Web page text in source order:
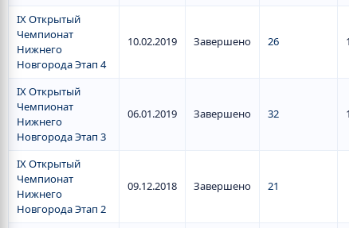
IX Открытый
Чемпионат
Нижнего
Новгорода Этап 4
10.02.2019 Завершено 26 18
IX Открытый
Чемпионат
Нижнего
Новгорода Этап 3
06.01.2019 Завершено 32 12
IX Открытый
Чемпионат
Нижнего
Новгорода Этап 2
09.12.2018 Завершено 21